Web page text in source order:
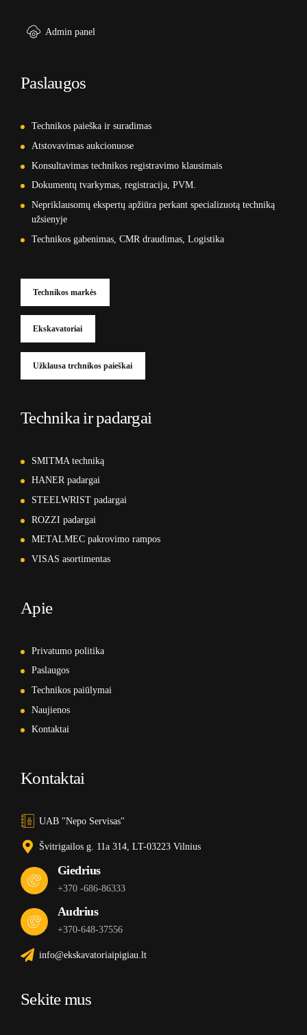
Admin panel
Paslaugos
Technikos paieška ir suradimas
Atstovavimas aukcionuose
Konsultavimas technikos registravimo klausimais
Dokumentų tvarkymas, registracija, PVM.
Nepriklausomų ekspertų apžiūra perkant specializuotą techniką
užsienyje
Technikos gabenimas, CMR draudimas, Logistika
Technikos markės
Ekskavatoriai
Užklausa trchnikos paieškai
Technika ir padargai
SMITMA techniką
HANER padargai
STEELWRIST padargai
ROZZI padargai
METALMEC pakrovimo rampos
VISAS asortimentas
Apie
Privatumo politika
Paslaugos
Technikos paiūlymai
Naujienos
Kontaktai
Kontaktai
UAB "Nepo Servisas"
Švitrigailos g. 11a 314, LT-03223 Vilnius
Giedrius
+370 -686-86333
Audrius
+370-648-37556
info@ekskavatoriaipigiau.lt
Sekite mus